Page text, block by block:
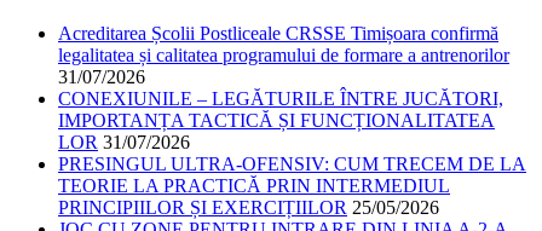
Acreditarea Școlii Postliceale CRSSE Timișoara confirmă
legalitatea și calitatea programului de formare a antrenorilor
31/07/2026
CONEXIUNILE – LEGĂTURILE ÎNTRE JUCĂTORI,
IMPORTANȚA TACTICĂ ȘI FUNCȚIONALITATEA
LOR 31/07/2026
PRESINGUL ULTRA-OFENSIV: CUM TRECEM DE LA
TEORIE LA PRACTICĂ PRIN INTERMEDIUL
PRINCIPIILOR ȘI EXERCIȚIILOR 25/05/2026